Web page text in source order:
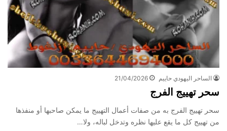
الساحر اليهودي حاييم 21/04/2026
سحر تهييج الفرج
سحر تهييج الفرج به من صفات أعمال التهييج ما يمكن صاحبها أو منفذها
من تهييج كل ما يقع عليها نظره وتدخل لباله، ولا…